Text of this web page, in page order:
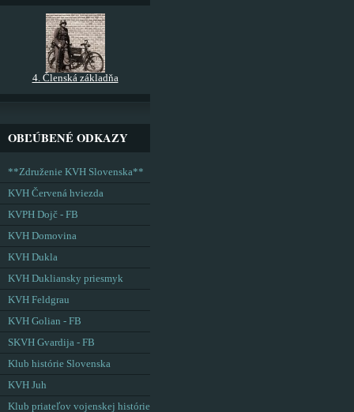
4. Členská základňa
OBĽÚBENÉ ODKAZY
**Združenie KVH Slovenska**
KVH Červená hviezda
KVPH Dojč - FB
KVH Domovina
KVH Dukla
KVH Dukliansky priesmyk
KVH Feldgrau
KVH Golian - FB
SKVH Gvardija - FB
Klub histórie Slovenska
KVH Juh
Klub priateľov vojenskej histórie